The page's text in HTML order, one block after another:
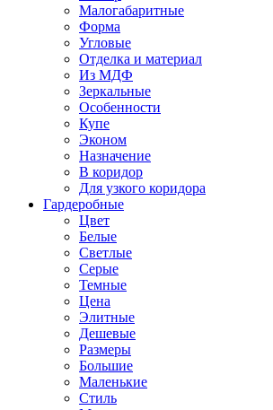
Малогабаритные
Форма
Угловые
Отделка и материал
Из МДФ
Зеркальные
Особенности
Купе
Эконом
Назначение
В коридор
Для узкого коридора
Гардеробные
Цвет
Белые
Светлые
Серые
Темные
Цена
Элитные
Дешевые
Размеры
Большие
Маленькие
Стиль